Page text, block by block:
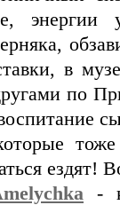
энергии
в
по
ездят!
-